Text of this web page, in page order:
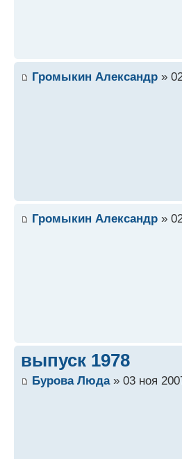
Громыкин Александр »
Громыкин Александр »
выпуск 1978
Бурова Люда» 03 ноя